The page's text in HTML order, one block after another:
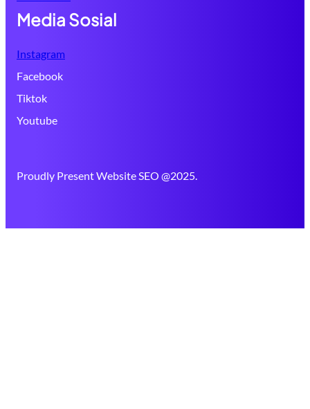
Media Sosial
Instagram
Facebook
Tiktok
Youtube
Proudly Present Website SEO @2025.